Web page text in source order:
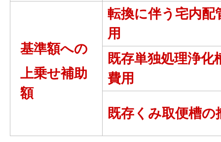
基準額への
上乗せ補助
額
転換に伴う宅内配
用
既存単独処理浄化
費用
既存くみ取便槽の